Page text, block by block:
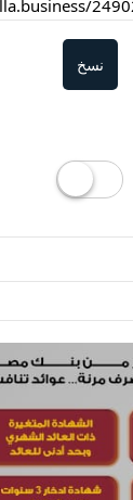
نسخ